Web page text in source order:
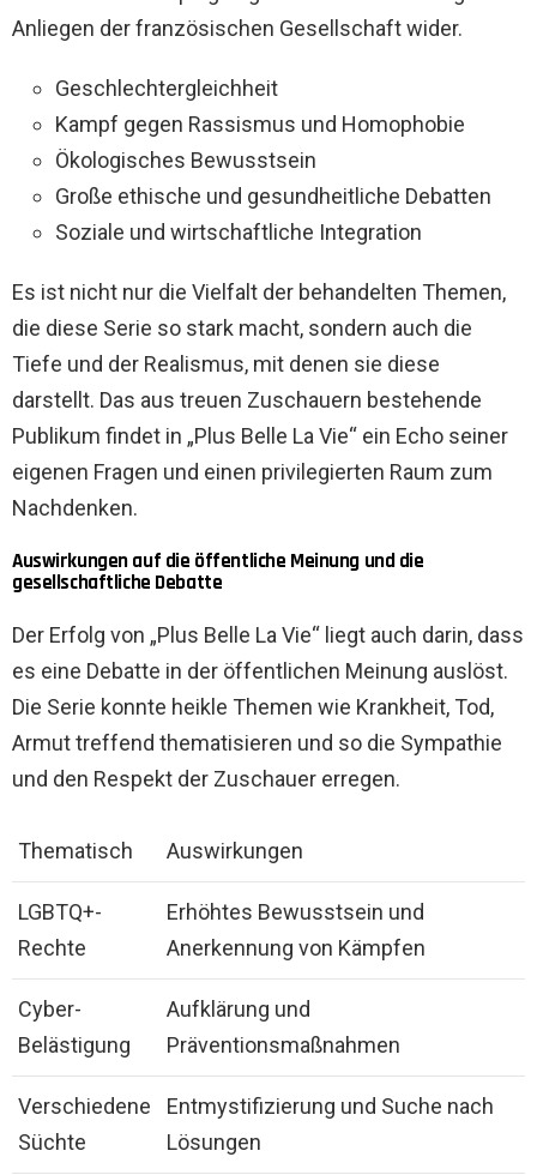
Anliegen der französischen Gesellschaft wider.
Geschlechtergleichheit
Kampf gegen Rassismus und Homophobie
Ökologisches Bewusstsein
Große ethische und gesundheitliche Debatten
Soziale und wirtschaftliche Integration
Es ist nicht nur die Vielfalt der behandelten Themen,
die diese Serie so stark macht, sondern auch die
Tiefe und der Realismus, mit denen sie diese
darstellt. Das aus treuen Zuschauern bestehende
Publikum findet in „Plus Belle La Vie“ ein Echo seiner
eigenen Fragen und einen privilegierten Raum zum
Nachdenken.
Auswirkungen auf die öffentliche Meinung und die
gesellschaftliche Debatte
Der Erfolg von „Plus Belle La Vie“ liegt auch darin, dass
es eine Debatte in der öffentlichen Meinung auslöst.
Die Serie konnte heikle Themen wie Krankheit, Tod,
Armut treffend thematisieren und so die Sympathie
und den Respekt der Zuschauer erregen.
Thematisch Auswirkungen
LGBTQ+-
Rechte
Erhöhtes Bewusstsein und
Anerkennung von Kämpfen
Cyber-
Belästigung
Aufklärung und
Präventionsmaßnahmen
Verschiedene
Süchte
Entmystifizierung und Suche nach
Lösungen